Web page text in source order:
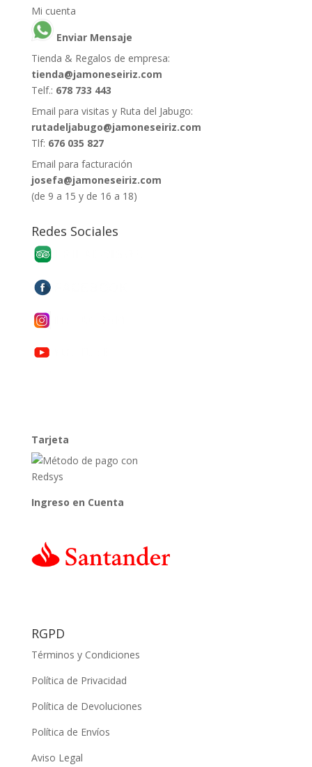
Mi cuenta
Enviar Mensaje
Tienda & Regalos de empresa:
tienda@jamoneseiriz.com
Telf.: 678 733 443
Email para visitas y Ruta del Jabugo:
rutadeljabugo@jamoneseiriz.com
Tlf: 676 035 827
Email para facturación
josefa@jamoneseiriz.com
(de 9 a 15 y de 16 a 18)
Redes Sociales
Tarjeta
Ingreso en Cuenta
RGPD
Términos y Condiciones
Política de Privacidad
Política de Devoluciones
Política de Envíos
Aviso Legal